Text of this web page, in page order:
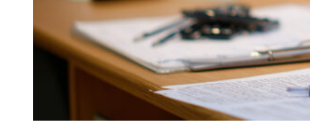
expertise médicale, la question
présence de tiers non soumis à
Par un arrêt du 6 novembre
formé par une victime
d’assurance lors des